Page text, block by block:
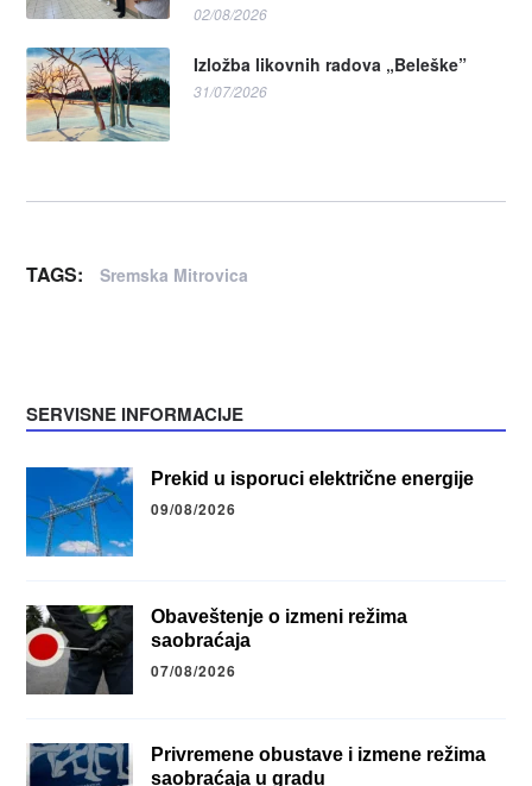
02/08/2026
Izložba likovnih radova „Beleške”
31/07/2026
TAGS: Sremska Mitrovica
SERVISNE INFORMACIJE
Prekid u isporuci električne energije
09/08/2026
Obaveštenje o izmeni režima
saobraćaja
07/08/2026
Privremene obustave i izmene režima
saobraćaja u gradu